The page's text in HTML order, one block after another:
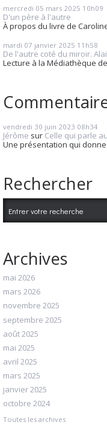
mercredi 05 mars 2025 10h09
D'un père à l'autre
À propos du livre de
mardi 07 janvier 2025 11h58
De l'autre coté du miroir.
Lecture à la Médiathèque
vendredi 30 juin 2023 08h34
Jérôme sur Celle qui parle
Une présentation qui
Rechercher
Archives
mai 2026
mars 2026
novembre 2025
septembre 2025
août 2025
mai 2025
avril 2025
mars 2025
janvier 2025
octobre 2024
Toutes les archives